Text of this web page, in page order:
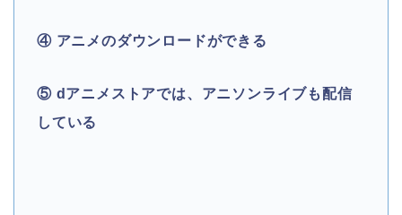
④ アニメのダウンロードができる
⑤ dアニメストアでは、アニソンライブも配信
している